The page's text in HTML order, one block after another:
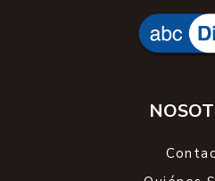
comunidad. Fundó la
Hornero en los años 70 y